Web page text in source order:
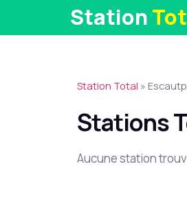
Station
Station Total »
Stations
Aucune station